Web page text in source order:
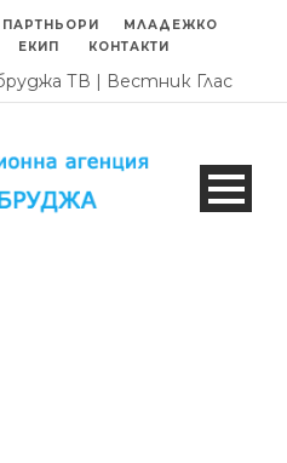
ПАРТНЬОРИ
МЛАДЕЖКО
ЕКИП КОНТАКТИ
ТВ | Вестник Глас